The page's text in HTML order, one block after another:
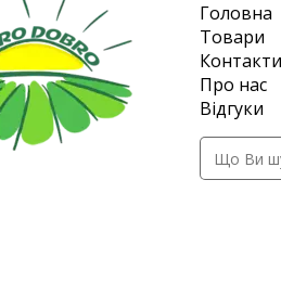
Головна
Товари
Контакти
Про нас
Відгуки